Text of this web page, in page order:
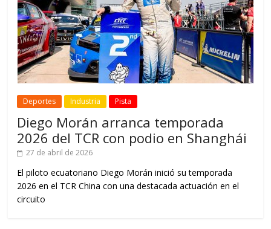
Deportes Industria Pista
Diego Morán arranca temporada
2026 del TCR con podio en Shanghái
27 de abril de 2026
El piloto ecuatoriano Diego Morán inició su temporada
2026 en el TCR China con una destacada actuación en el
circuito